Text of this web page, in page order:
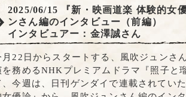
2025/06/15
『新・映画道楽 体験的女
ンさん編のインタビュー（前編）
インタビュアー：金澤誠さん
月22日からスタートする、風吹ジュンさ
を務めるNHKプレミアムドラマ『照子と
、今週は、日刊ゲンダイで連載されてい